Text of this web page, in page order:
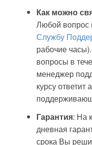
Как можно
Любой вопрос
Службу
рабочие
вопросы в
менеджер
курсу
Гарантия: На
дневная
срока Вы